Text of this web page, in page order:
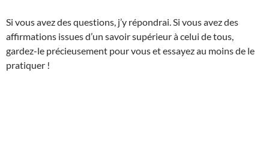
Si vous avez des questions, j’y répondrai. Si vous avez des
affirmations issues d’un savoir supérieur à celui de tous,
gardez-le précieusement pour vous et essayez au moins de le
pratiquer !